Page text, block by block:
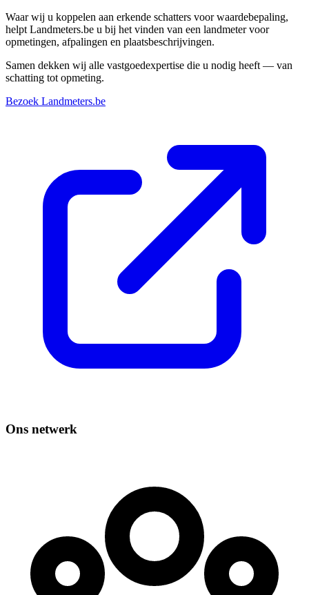
Waar wij u koppelen aan erkende schatters voor waardebepaling,
helpt Landmeters.be u bij het vinden van een landmetervoor
opmetingen, afpalingen en plaatsbeschrijvingen.
Samen dekken wij alle vastgoedexpertise die u nodig heeft — van
schatting tot opmeting.
Bezoek Landmeters.be
Ons netwerk